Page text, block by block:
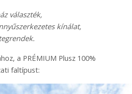
választék,
kínálat,
a PRÉMIUM Plusz 100%
faltípust: